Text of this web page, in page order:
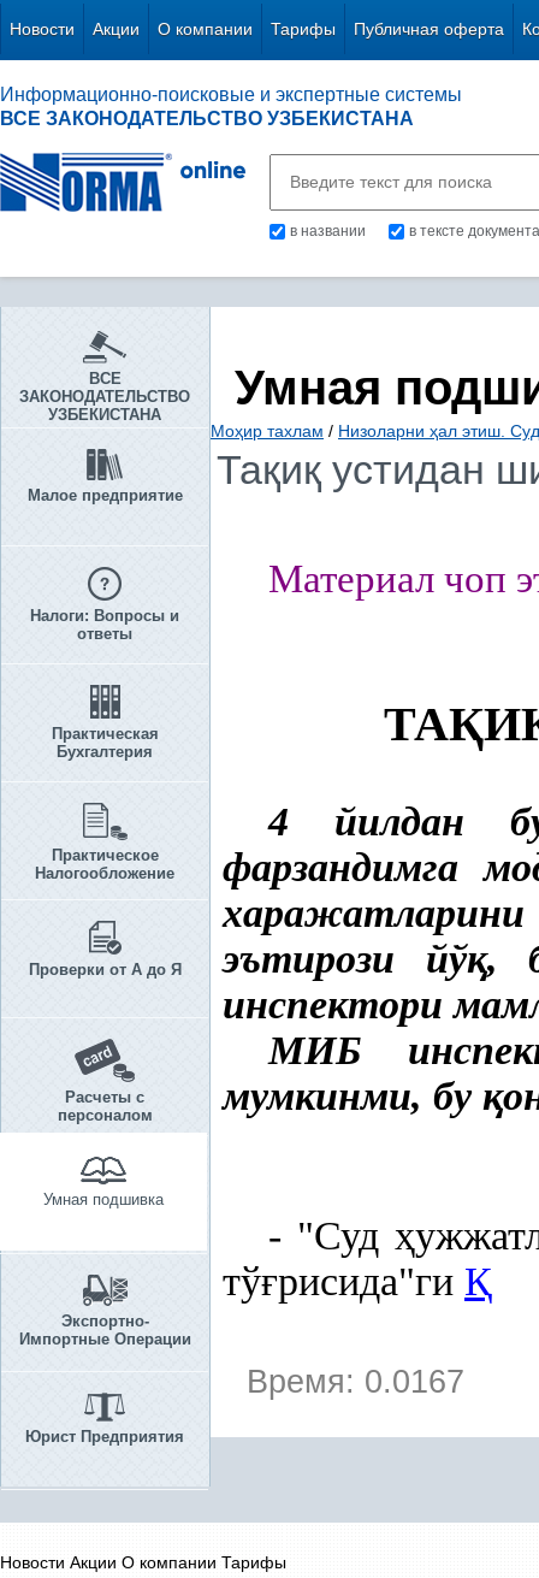
Новости Акции О компании Тарифы Публичная оферта
Информационно-поисковые и экспертные системы
ВСЕ ЗАКОНОДАТЕЛЬСТВО УЗБЕКИСТАНА
в названии в тексте документа
ВСЕ
ЗАКОНОДАТЕЛЬСТВО
УЗБЕКИСТАНА
Малое предприятие
Налоги: Вопросы и
ответы
Практическая
Бухгалтерия
Практическое
Налогообложение
Проверки от А до Я
Расчеты с
персоналом
Умная подшивка
Экспортно-
Импортные Операции
Юрист Предприятия
Умная
Моҳир тахлам / Низоларни ҳал этиш.
Тақиқ устидан
Материал чоп
ТАҚИ
4 йилдан
фарзандимга
эътирози йўқ,
инспектори
МИБ
мумкинми, бу қ
- "Судҳ
тўғрисида"ги Қ
Время: 0.0167
Новости Акции О компании Тарифы